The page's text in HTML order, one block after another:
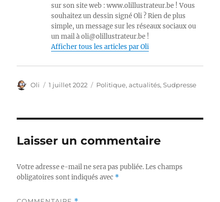
sur son site web : www.olillustrateur.be ! Vous
souhaitez un dessin signé Oli ? Rien de plus
simple, un message sur les réseaux sociaux ou
un mail à oli@olillustrateur.be !
Afficher tous les articles par Oli
Auteur
Oli
Publié
1 juillet 2022 Catégories
Politique, actualités,Sudpresse
Laisser un commentaire
Votre adresse e-mail ne sera pas publiée. Les champs
obligatoires sont indiqués avec *